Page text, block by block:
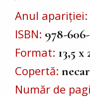
Anul apariției
ISBN 978-
Format 13,5 x
Copertă
Număr de